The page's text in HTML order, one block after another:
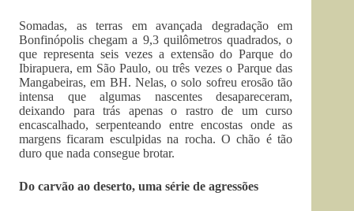
Somadas, as terras em avançada degradação em
Bonfinópolis chegam a 9,3 quilômetros quadrados, o
que representa seis vezes a extensão do Parque do
Ibirapuera, em São Paulo, ou três vezes o Parque das
Mangabeiras, em BH. Nelas, o solo sofreu erosão tão
intensa que algumas nascentes desapareceram,
deixando para trás apenas o rastro de um curso
encascalhado, serpenteando entre encostas onde as
margens ficaram esculpidas na rocha. O chão é tão
duro que nada consegue brotar.
Do carvão ao deserto, uma série de agressões